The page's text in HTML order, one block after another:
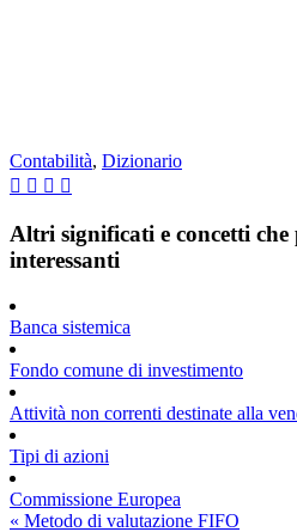
Contabilità, Dizionario
Altri significati e concetti che
interessanti
Banca sistemica
Fondo comune di investimento
Attività non correnti destinate alla
Tipi di azioni
Commissione Europea
Post
« Metodo di valutazione FIFO